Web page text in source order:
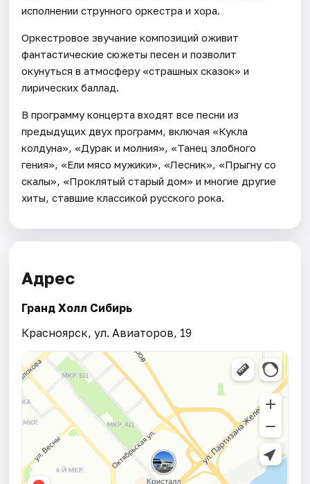
исполнении струнного оркестра и хора.
Оркестровое звучание композиций оживит
фантастические сюжеты песен и позволит
окунуться в атмосферу «страшных сказок» и
лирических баллад.
В программу концерта входят все песни из
предыдущих двух программ, включая «Кукла
колдуна», «Дурак и молния», «Танец злобного
гения», «Ели мясо мужики», «Лесник», «Прыгну со
скалы», «Проклятый старый дом» и многие другие
хиты, ставшие классикой русского рока.
Адрес
Гранд Холл Сибирь
Красноярск, ул. Авиаторов, 19